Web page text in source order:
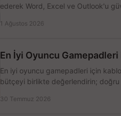
ederek Word, Excel ve Outlook'u
1 Ağustos 2026
En İyi Oyuncu Gamepadleri
En iyi oyuncu gamepadleri için
bütçeyi birlikte değerlendirin; doğru
30 Temmuz 2026